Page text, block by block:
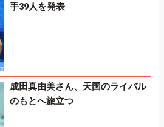
手39人を発表
成田真由美さん、天国のライバル
のもとへ旅立つ